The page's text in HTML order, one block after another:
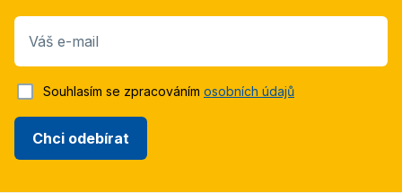
Váš e-mail
Chci odebírat
Souhlasím se zpracováním osobních údajů